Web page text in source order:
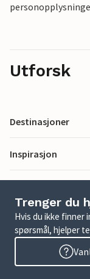
Utforsk
Destinasjoner
Inspirasjon
Trenger du
Hvis du ikke finner
spørsmål, hjelper